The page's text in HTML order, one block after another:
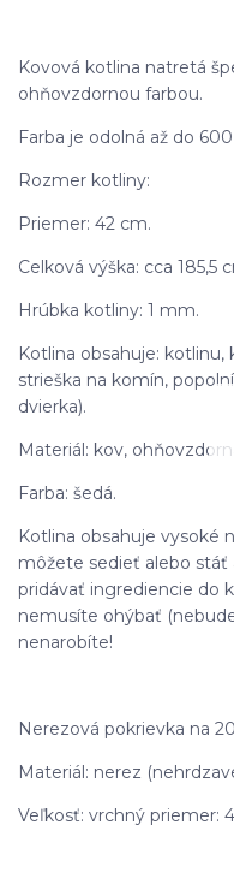
Kovová kotlina natretá
ohňovzdornou farbou.
Farba je odolná až do 600
Rozmer kotliny:
Priemer: 42 cm.
Celková výška: cca 185,5
Hrúbka kotliny: 1 mm.
Kotlina obsahuje:
strieška na komín,
dvierka).
Materiál: kov,
Farba: šedá.
Kotlina obsahuje vysoké
môžete sedieť alebo
pridávať ingrediencie do
nemusíte ohýbať
nenarobíte!
Nerezová pokrievka na
Materiál: nerez
Veľkosť: vrchný priemer: